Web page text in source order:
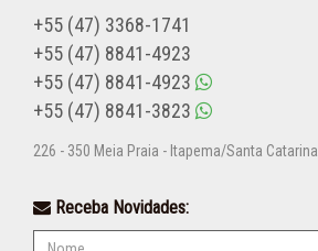
+55 (47) 3368-1741
+55 (47) 8841-4923
+55 (47) 8841-4923
+55 (47) 8841-3823
226 - 350 Meia Praia - Itapema/Santa Catarina
Receba Novidades: